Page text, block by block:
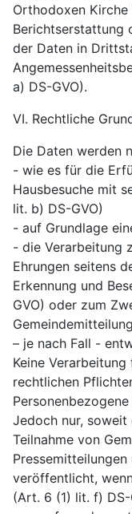
Orthodoxen
Berichtserstattung
der Daten in
a) DS-GVO).
VI. Rechtliche
Die Daten werden
- wie es für die
Hausbesuche mit
lit. b) DS-GVO)
- auf Grundlage
- die Verarbeitung
Ehrungen seitens
Erkennung und
GVO) oder zum
– je nach Fall -
Keine
rechtlichen
Jedoch nur,
Teilnahme von
veröffentlicht,
(Art. 6 (1) lit. f) DS-